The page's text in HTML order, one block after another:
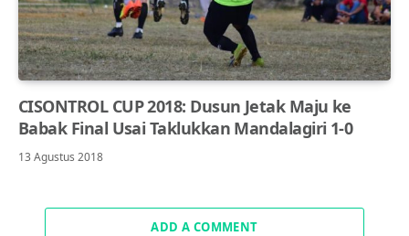
CISONTROL CUP 2018: Dusun Jetak Maju ke
Babak Final Usai Taklukkan Mandalagiri 1-0
13 Agustus 2018
ADD A COMMENT